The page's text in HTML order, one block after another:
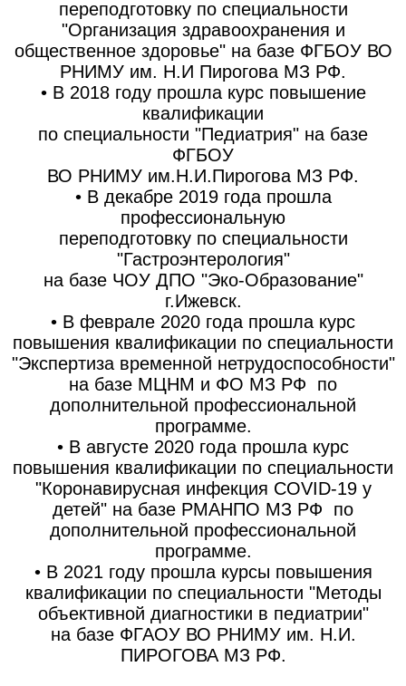
переподготовку по специальности
"Организация здравоохранения и
общественное здоровье" на базе ФГБОУ ВО
РНИМУ им. Н.И Пирогова МЗ РФ.
• В 2018 году прошла курс повышение
квалификации
по специальности "Педиатрия" на базе
ФГБОУ
ВО РНИМУ им.Н.И.Пирогова МЗ РФ.
• В декабре 2019 года прошла
профессиональную
переподготовку по специальности
"Гастроэнтерология"
на базе ЧОУ ДПО "Эко-Образование"
г.Ижевск.
• В феврале 2020 года прошла курс
повышения квалификации по специальности
"Экспертиза временной нетрудоспособности"
на базе МЦНМ и ФО МЗ РФ по
дополнительной профессиональной
программе.
• В августе 2020 года прошла курс
повышения квалификации по специальности
"Коронавирусная инфекция COVID-19 у
детей" на базе РМАНПО МЗ РФ по
дополнительной профессиональной
программе.
• В 2021 году прошла курсы повышения
квалификации по специальности "Методы
объективной диагностики в педиатрии"
на базе ФГАОУ ВО РНИМУ им. Н.И.
ПИРОГОВА МЗ РФ.